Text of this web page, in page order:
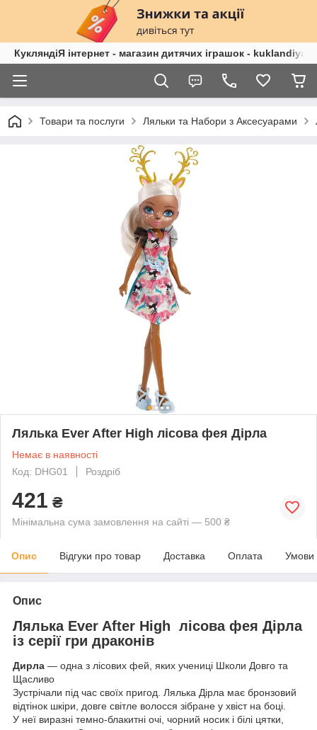
КукляндіЯ інтернет - магазин дитячих іграшок -
Товари та послуги Ляльки та Набори з Аксесуарами
Лялька Ever After High лісова фея Дірла
Немає в наявності
Код: DHG01
Роздріб
421 ₴
Мінімальна сума замовлення на сайті — 500 ₴
Опис Відгуки про товар Доставка Оплата Умови
Опис
Лялька Ever After High лісова фея Дірла
із серії гри драконів
Дирла — одна з лісових фей, яких учениці Школи Довго та
Щасливо
Зустрічали під час своїх пригод. Лялька Дірла має бронзовий
відтінок шкіри, довге світле волосся зібране у хвіст на боці.
У неї виразні темно-блакитні очі, чорний носик і білі цятки,